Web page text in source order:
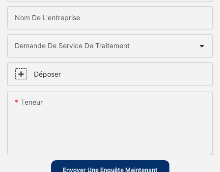
Nom De L'entreprise
Demande De Service De Traitement
Déposer
Teneur
Envoyer Une Enquête Maintenant